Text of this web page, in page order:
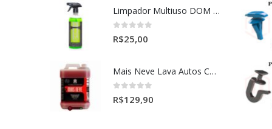
Limpador Multiuso DOM (Dominos) Dmg Pronto P/Uso (500ml)
out of 5
R$25,00
Mais Neve Lava Autos Concentrado 1:400 X-SHINE 5Litros
out of 5
R$129,90